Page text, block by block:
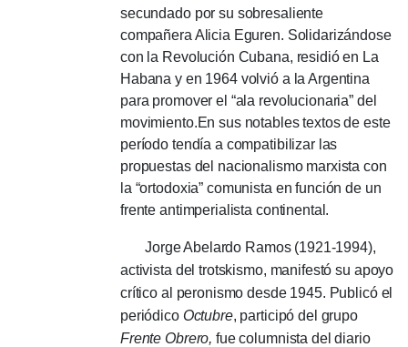
secundado por su sobresaliente
compañera Alicia Eguren. Solidarizándose
con la Revolución Cubana, residió en La
Habana y en 1964 volvió a la Argentina
para promover el “ala revolucionaria” del
movimiento.En sus notables textos de este
período tendía a compatibilizar las
propuestas del nacionalismo marxista con
la “ortodoxia” comunista en función de un
frente antimperialista continental.
Jorge Abelardo Ramos (1921-1994),
activista del trotskismo, manifestó su apoyo
crítico al peronismo desde 1945. Publicó el
periódico Octubre, participó del grupo
Frente Obrero, fue columnista del diario